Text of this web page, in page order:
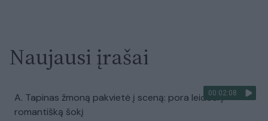
Naujausi įrašai
00:02:08
A. Tapinas žmoną pakvietė į sceną: pora leidosi į
romantišką šokį